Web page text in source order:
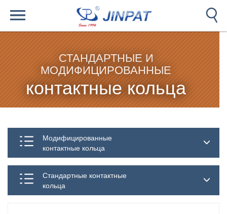
СТАНДАРТНЫЕ И
МОДИФИЦИРОВАННЫЕ
контактные кольца
Модифицированные
контактные кольца
Стандартные контактные
кольца